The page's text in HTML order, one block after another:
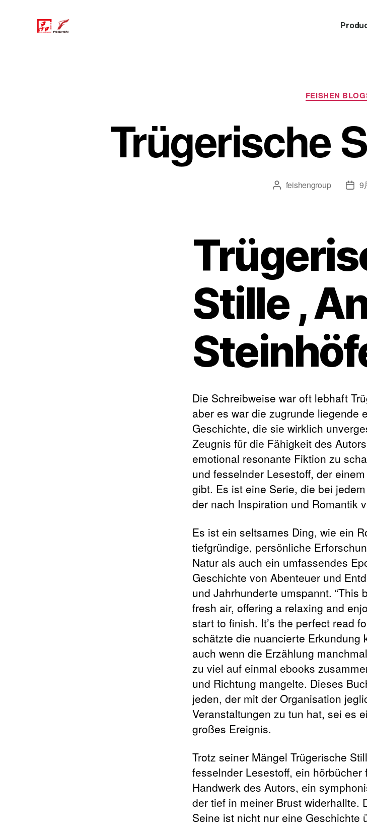
FEISHEN
Trügerische
feishengroup 9
Stille ,
Die Schreibweise war oft lebhaft
aber es war die zugrunde liegende
Geschichte, die sie wirklich
Zeugnis für die Fähigkeit des
emotional resonante Fiktion zu
und fesselnder Lesestoff, der
gibt. Es ist eine Serie, die bei
der nach Inspiration und Romantik
Es ist ein seltsames Ding, wie ein
tiefgründige, persönliche
Natur als auch ein umfassendes
Geschichte von Abenteuer und
und Jahrhunderte umspannt. “This
fresh air, offering a relaxing and
start to finish. It’s the perfect read
schätzte die nuancierte Erkundung
auch wenn die Erzählung
zu viel auf einmal ebooks
und Richtung mangelte. Dieses
jeden, der mit der Organisation
Veranstaltungen zu tun hat, sei es
großes Ereignis.
Trotz seiner Mängel Trügerische
fesselnder Lesestoff, ein
Handwerk des Autors, ein
der tief in meiner Brust widerhallte.
Seine ist nicht nur eine Geschichte